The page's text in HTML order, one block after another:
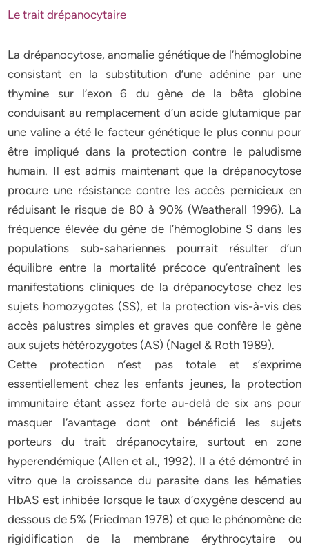
Le trait drépanocytaire
La drépanocytose, anomalie génétique de l’hémoglobine
consistant en la substitution d’une adénine par une
thymine sur l’exon 6 du gène de la bêta globine
conduisant au remplacement d’un acide glutamique par
une valine a été le facteur génétique le plus connu pour
être impliqué dans la protection contre le paludisme
humain. Il est admis maintenant que la drépanocytose
procure une résistance contre les accès pernicieux en
réduisant le risque de 80 à 90% (Weatherall 1996). La
fréquence élevée du gène de l’hémoglobine S dans les
populations sub-sahariennes pourrait résulter d’un
équilibre entre la mortalité précoce qu’entraînent les
manifestations cliniques de la drépanocytose chez les
sujets homozygotes (SS), et la protection vis-à-vis des
accès palustres simples et graves que confère le gène
aux sujets hétérozygotes (AS) (Nagel & Roth 1989).
Cette protection n’est pas totale et s’exprime
essentiellement chez les enfants jeunes, la protection
immunitaire étant assez forte au-delà de six ans pour
masquer l’avantage dont ont bénéficié les sujets
porteurs du trait drépanocytaire, surtout en zone
hyperendémique (Allen et al., 1992). Il a été démontré in
vitro que la croissance du parasite dans les hématies
HbAS est inhibée lorsque le taux d’oxygène descend au
dessous de 5% (Friedman 1978) et que le phénomène de
rigidification de la membrane érythrocytaire ou